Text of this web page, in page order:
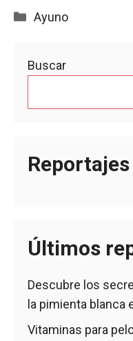
Categorías
Ayuno
Buscar
Últimos
Descubre los
la pimienta blanca
Vitaminas para